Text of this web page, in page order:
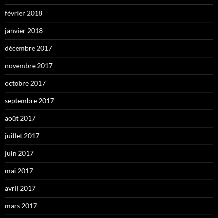
février 2018
janvier 2018
décembre 2017
novembre 2017
octobre 2017
septembre 2017
août 2017
juillet 2017
juin 2017
mai 2017
avril 2017
mars 2017